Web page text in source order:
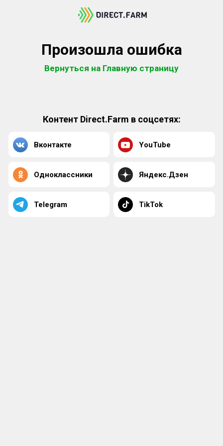
Произошла ошибка
Вернуться на Главную страницу
Контент Direct.Farm в соцсетях:
Вконтакте YouTube
Одноклассники Яндекс.Дзен
Telegram TikTok